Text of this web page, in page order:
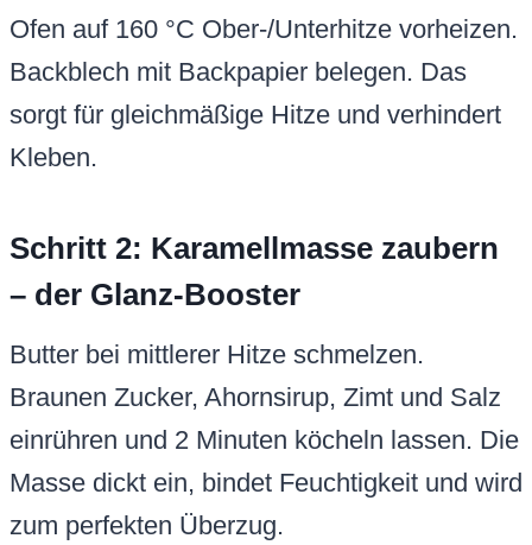
Ofen auf 160 °C Ober-/Unterhitze vorheizen.
Backblech mit Backpapier belegen. Das
sorgt für gleichmäßige Hitze und verhindert
Kleben.
Schritt 2: Karamellmasse zaubern
– der Glanz-Booster
Butter bei mittlerer Hitze schmelzen.
Braunen Zucker, Ahornsirup, Zimt und Salz
einrühren und 2 Minuten köcheln lassen. Die
Masse dickt ein, bindet Feuchtigkeit und wird
zum perfekten Überzug.